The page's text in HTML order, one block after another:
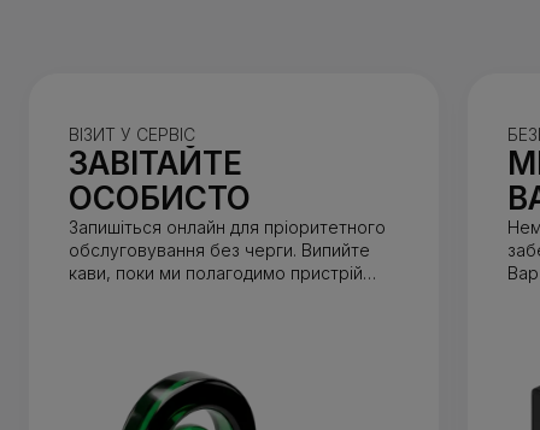
ВІЗИТ У СЕРВІС
ЗАВІТАЙТЕ
ОСОБИСТО
Запишіться онлайн для пріоритетного
обслуговування без черги. Випийте
кави, поки ми полагодимо пристрій